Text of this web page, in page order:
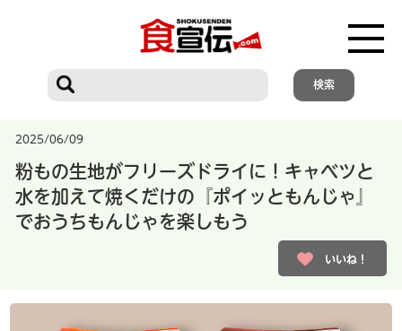
2025/06/09
粉もの生地がフリーズドライに！キャベツと
水を加えて焼くだけの『ポイッともんじゃ』
でおうちもんじゃを楽しもう
いいね！